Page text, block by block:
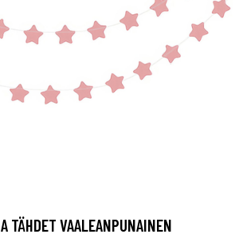
TÄHDET VAALEANPUNAINEN